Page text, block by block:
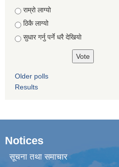
Choices
राम्रो लाग्यो
ठिकै लाग्यो
सुधार गर्नु पर्ने धरै देखियाे
Older polls
Results
Notices
सूचना तथा समाचार